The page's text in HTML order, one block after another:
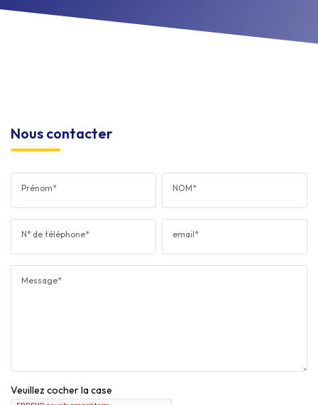
Nous contacter
Prénom* NOM*
N° de téléphone* email*
Message*
Veuillez cocher la case